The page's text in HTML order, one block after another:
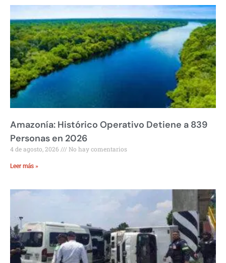
Amazonía: Histórico Operativo Detiene a 839
Personas en 2026
4 de agosto, 2026 No hay comentarios
Leer más »